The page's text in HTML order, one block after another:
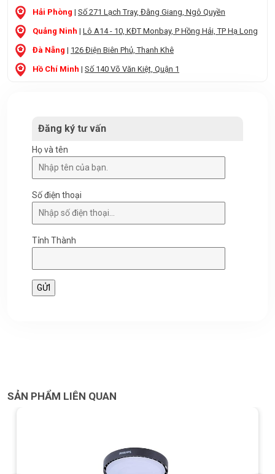
Hải Phòng | Số 271 Lạch Tray, Đằng Giang, Ngô Quyền
Quảng Ninh | Lô A14 - 10, KĐT Monbay, P Hồng Hải, TP Hạ Long
Đà Nẵng | 126 Điện Biên Phủ, Thanh Khê
Hồ Chí Minh | Số 140 Võ Văn Kiệt, Quận 1
Đăng ký tư vấn
Họ và tên
Số điện thoại
Tỉnh Thành
SẢN PHẨM LIÊN QUAN